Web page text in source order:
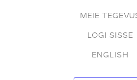
MEIE
LOGI SISSE
ENGLISH